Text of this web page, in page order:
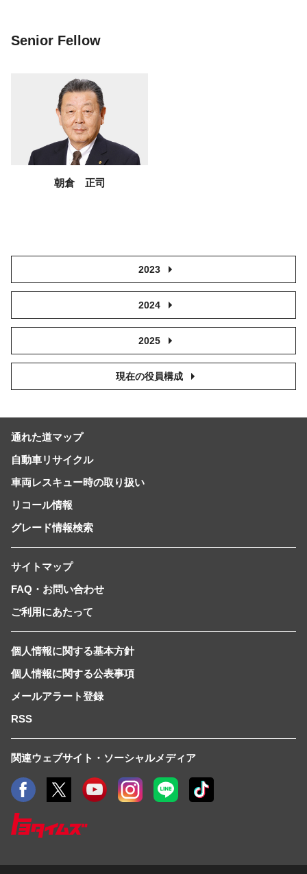
Senior Fellow
朝倉 正司
2023
2024
2025
現在の役員構成
通れた道マップ
自動車リサイクル
車両レスキュー時の取り扱い
リコール情報
グレード情報検索
サイトマップ
FAQ・お問い合わせ
ご利用にあたって
個人情報に関する基本方針
個人情報に関する公表事項
メールアラート登録
RSS
関連ウェブサイト・ソーシャルメディア